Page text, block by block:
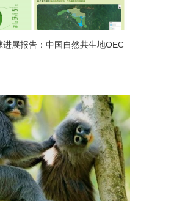
进展报告：中国自然共生地OEC